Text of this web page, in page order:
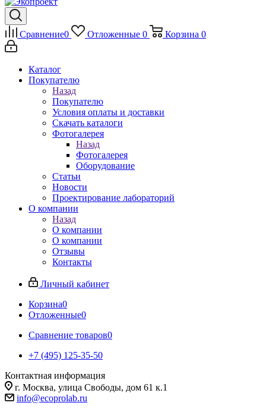
Сравнение0 Отложенные 0 Корзина 0
Каталог
Покупателю
Назад
Покупателю
Условия оплаты и доставки
Скачать каталоги
Фотогалерея
Назад
Фотогалерея
Оборудование
Статьи
Новости
Проектирование лабораторий
О компании
Назад
О компании
О компании
Отзывы
Контакты
Личный кабинет
Корзина0
Отложенные0
Сравнение товаров0
+7 (495) 125-35-50
Контактная информация
г. Москва, улица Свободы, дом 61 к.1
info@ecoprolab.ru